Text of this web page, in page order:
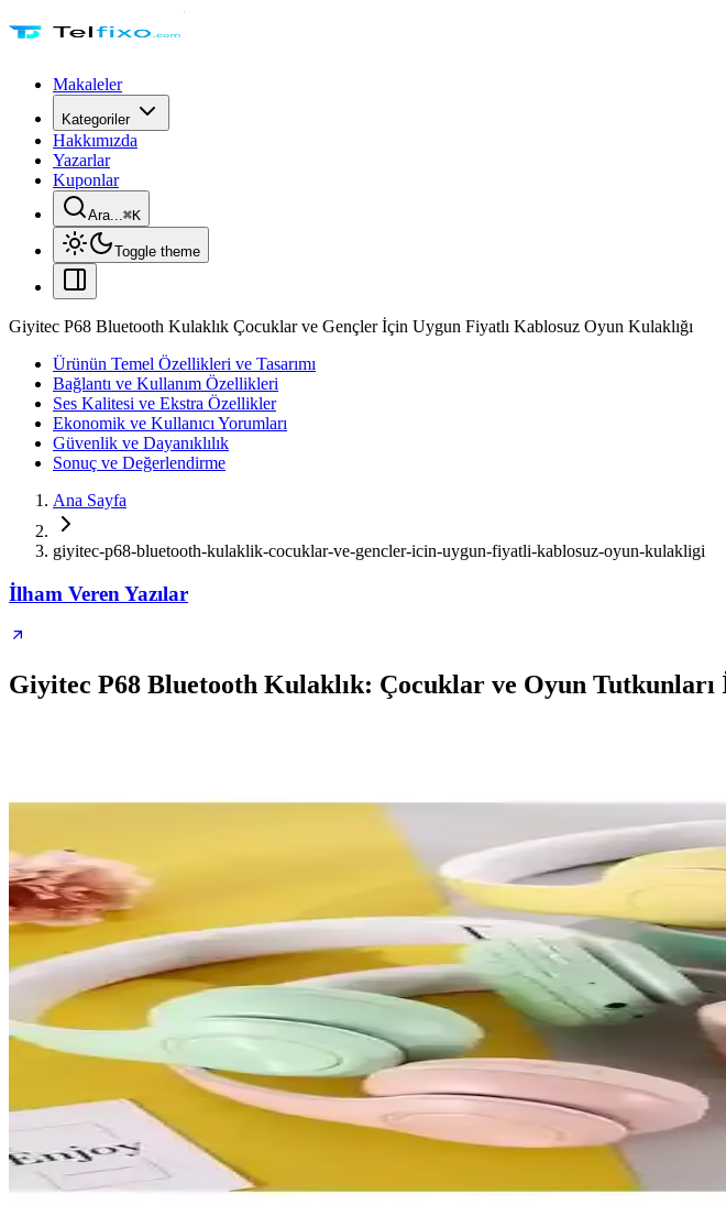
Makaleler
Kategoriler
Hakkımızda
Yazarlar
Kuponlar
Ara...⌘K
Toggle theme
Giyitec P68 Bluetooth Kulaklık Çocuklar ve Gençler İçin Uygun Fiyatlı Kablosuz Oyun Kulaklığı
Ürünün Temel Özellikleri ve Tasarımı
Bağlantı ve Kullanım Özellikleri
Ses Kalitesi ve Ekstra Özellikler
Ekonomik ve Kullanıcı Yorumları
Güvenlik ve Dayanıklılık
Sonuç ve Değerlendirme
Ana Sayfa
giyitec-p68-bluetooth-kulaklik-cocuklar-ve-gencler-icin-uygun-fiyatli-kablosuz-oyun-kulakligi
İlham Veren Yazılar
Giyitec P68 Bluetooth Kulaklık: Çocuklar ve Oyun